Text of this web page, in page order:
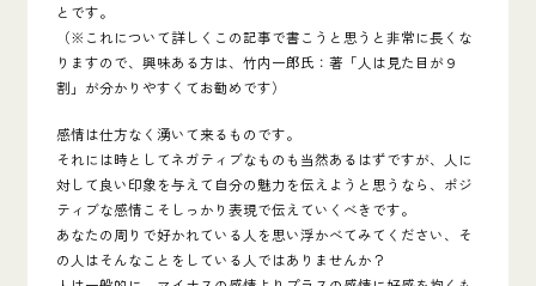
とです。
（※これについて詳しくこの記事で書こうと思うと非常に長くな
りますので、興味ある方は、竹内一郎氏：著「人は見た目が９
割」が分かりやすくてお勧めです）
感情は仕方なく湧いて来るものです。
それには時としてネガティブなものも当然あるはずですが、人に
対して良い印象を与えて自分の魅力を伝えようと思うなら、ポジ
ティブな感情こそしっかり表現で伝えていくべきです。
あなたの周りで好かれている人を思い浮かべてみてください、そ
の人はそんなことをしている人ではありませんか？